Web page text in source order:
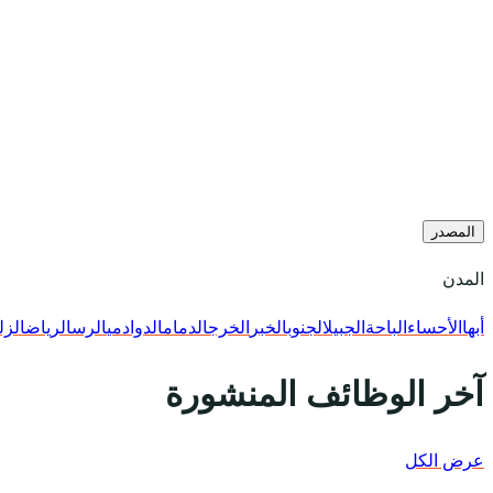
المصدر
المدن
أبها الأحساء الباحة الجبيلالجنوبالخبر الخرجالدمامالدوادميالرسالرياض
آخر الوظائف المنشورة
عرض الكل